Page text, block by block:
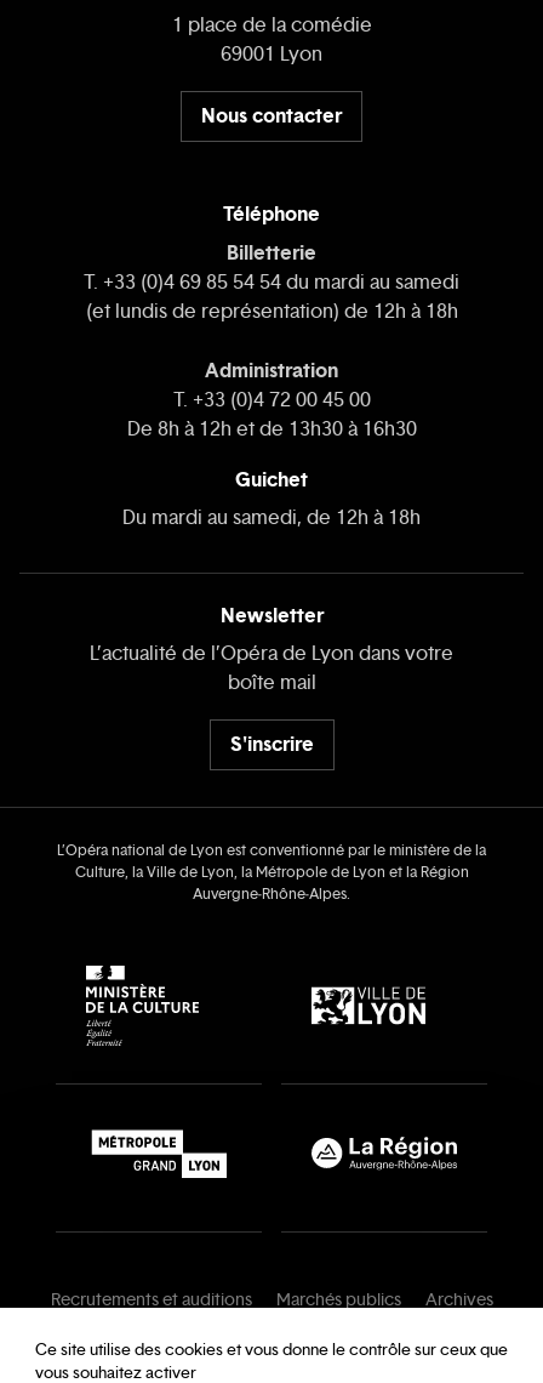
1 place de la comédie
69001 Lyon
Nous contacter
Téléphone
Billetterie
T. +33 (0)4 69 85 54 54 du mardi au samedi
(et lundis de représentation) de 12h à 18h
Administration
T. +33 (0)4 72 00 45 00
De 8h à 12h et de 13h30 à 16h30
Guichet
Du mardi au samedi, de 12h à 18h
Newsletter
L’actualité de l’Opéra de Lyon dans votre
boîte mail
S'inscrire
L’Opéra national de Lyon est conventionné par le ministère de la
Culture, la Ville de Lyon, la Métropole de Lyon et la Région
Auvergne‑Rhône‑Alpes.
Recrutements et auditions Marchés publics
Archives
Mentions légales
Conditions générales
Charte de modération
Ce site utilise des cookies et vous donne le contrôle sur ceux que
vous souhaitez activer